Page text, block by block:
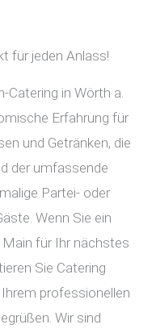
für jeden Anlass!
Catering in Wörth a.
Erfahrung für
und Getränken, die
der umfassende
Partei- oder
Wenn Sie ein
für Ihr nächstes
Sie Catering
professionellen
Wir sind